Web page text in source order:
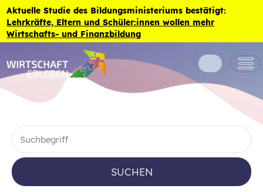
Zum Inhalt der Seite springen
Aktuelle Studie des Bildungsministeriums bestätigt:
Lehrkräfte, Eltern und Schüler:innen wollen mehr
Wirtschafts- und Finanzbildung
SUCHEN